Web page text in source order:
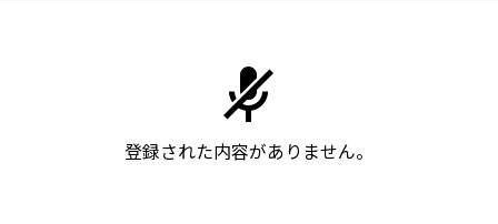
登録された内容がありません。